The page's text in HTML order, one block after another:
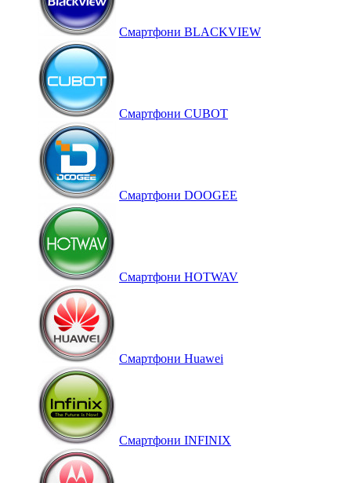
Смартфони BLACKVIEW
Смартфони CUBOT
Смартфони DOOGEE
Смартфони HOTWAV
Смартфони Huawei
Смартфони INFINIX